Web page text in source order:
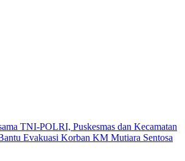
TNI-POLRI, Puskesmas dan Kecamatan
Evakuasi Korban KM Mutiara Sentosa